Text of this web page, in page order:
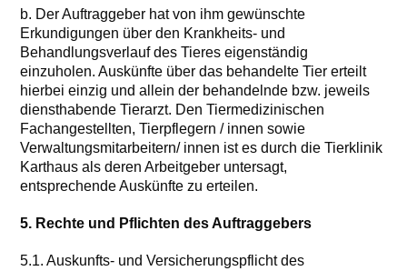
b. Der Auftraggeber hat von ihm gewünschte
Erkundigungen über den Krankheits- und
Behandlungsverlauf des Tieres eigenständig
einzuholen. Auskünfte über das behandelte Tier erteilt
hierbei einzig und allein der behandelnde bzw. jeweils
diensthabende Tierarzt. Den Tiermedizinischen
Fachangestellten, Tierpflegern / innen sowie
Verwaltungsmitarbeitern/ innen ist es durch die Tierklinik
Karthaus als deren Arbeitgeber untersagt,
entsprechende Auskünfte zu erteilen.
5. Rechte und Pflichten des Auftraggebers
5.1. Auskunfts- und Versicherungspflicht des